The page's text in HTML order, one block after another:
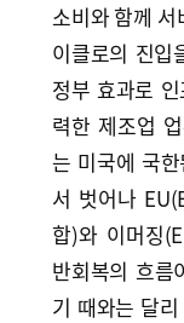
소비와 함께
이클로의 진입
정부 효과로
력한 제조업
는 미국에 국
서 벗어나
합)와 이머징
반회복의 흐름
기 때와는 달